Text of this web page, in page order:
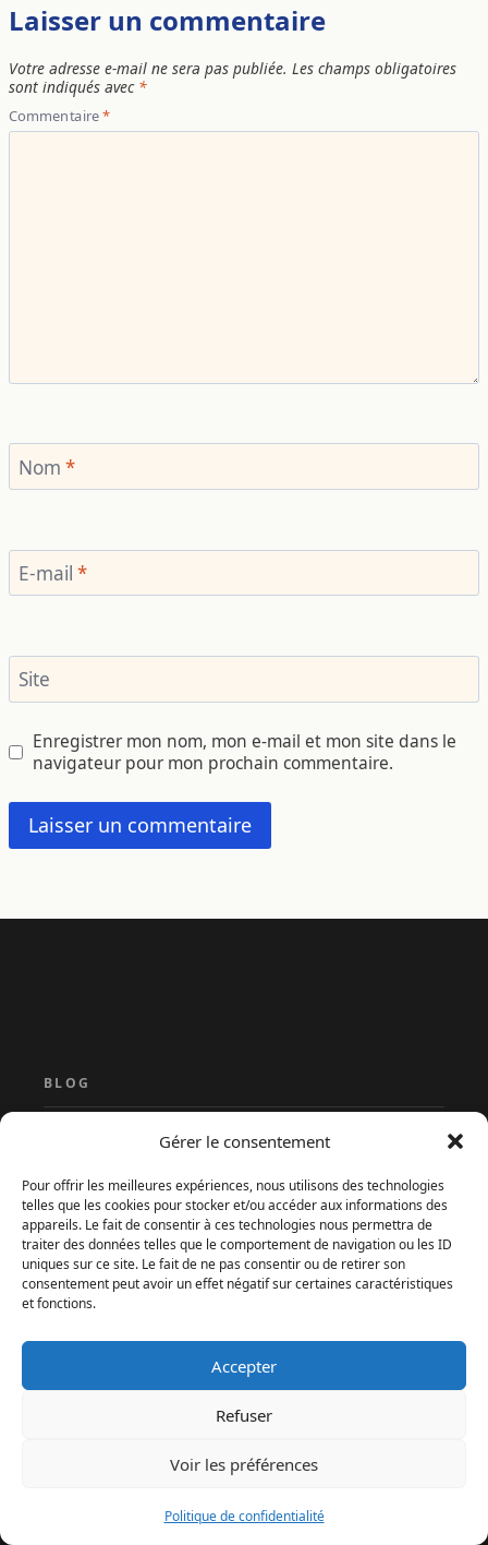
Gérer le consentement
Pour offrir les meilleures expériences, nous utilisons des technologies
telles que les cookies pour stocker et/ou accéder aux informations des
appareils. Le fait de consentir à ces technologies nous permettra de
traiter des données telles que le comportement de navigation ou les ID
uniques sur ce site. Le fait de ne pas consentir ou de retirer son
consentement peut avoir un effet négatif sur certaines caractéristiques
et fonctions.
Accepter
Refuser
Voir les préférences
Politique de confidentialité
Laisser un commentaire
Votre adresse e-mail ne sera pas publiée. Les champs obligatoires
sont indiqués avec *
Commentaire*
Nom *
E-mail *
Site
Enregistrer mon nom, mon e-mail et mon site dans le
navigateur pour mon prochain commentaire.
BLOG
Qui sommes-nous ?
À propos
Contact
Méthodologie éditoriale